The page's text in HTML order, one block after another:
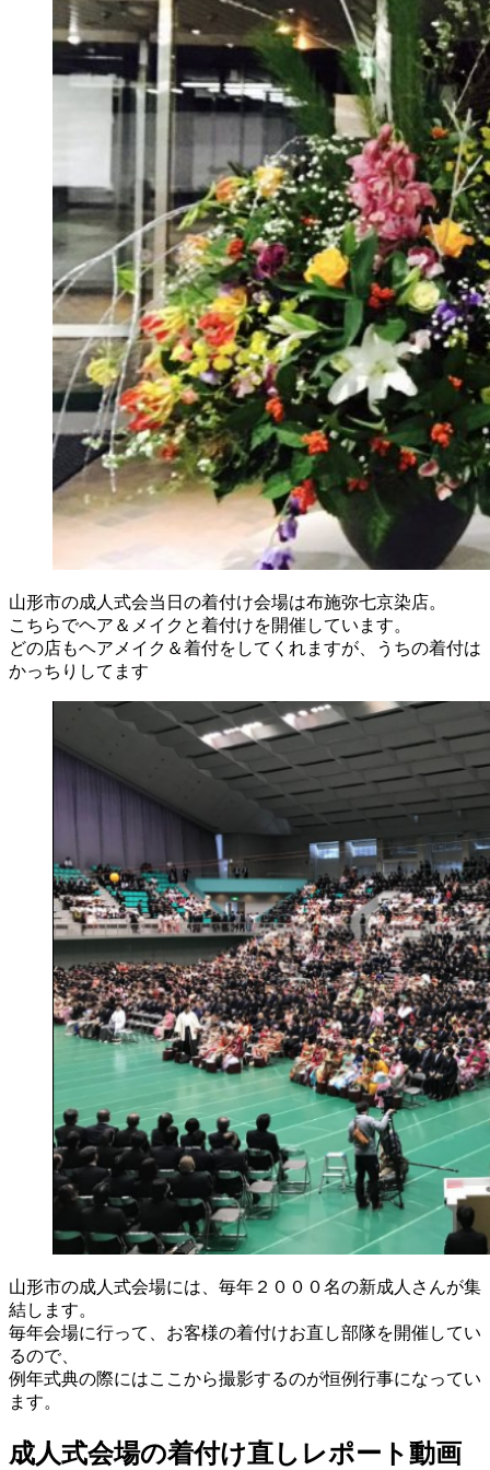
山形市の成人式会当日の着付け会場は布施弥七京染店。
こちらでヘア＆メイクと着付けを開催しています。
どの店もヘアメイク＆着付をしてくれますが、うちの着付は
かっちりしてます
山形市の成人式会場には、毎年２０００名の新成人さんが集
結します。
毎年会場に行って、お客様の着付けお直し部隊を開催してい
るので、
例年式典の際にはここから撮影するのが恒例行事になってい
ます。
成人式会場の着付け直しレポート動画